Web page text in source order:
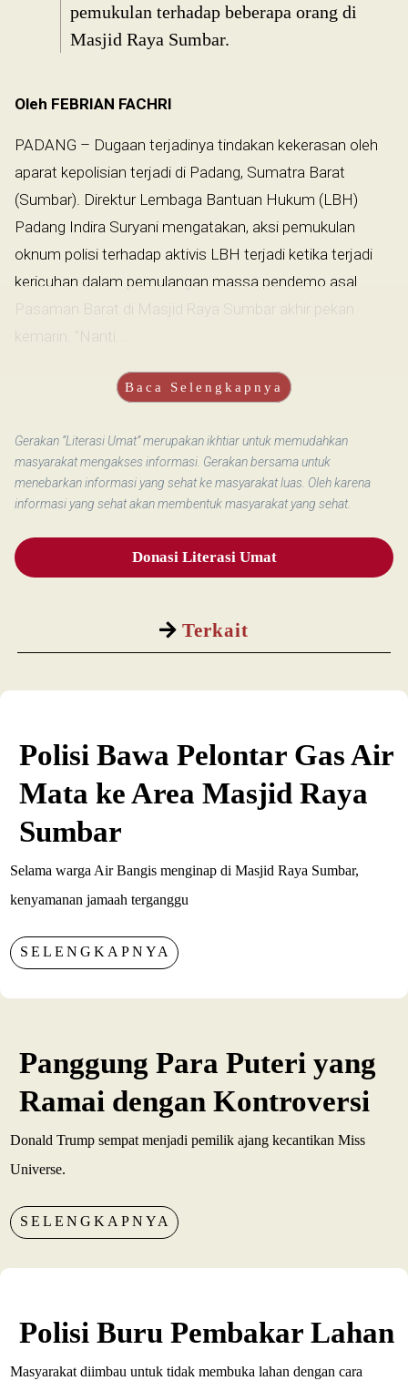
Terkait
pemukulan terhadap beberapa orang di
Masjid Raya Sumbar.
Oleh FEBRIAN FACHRI
PADANG – Dugaan terjadinya tindakan kekerasan oleh
aparat kepolisian terjadi di Padang, Sumatra Barat
(Sumbar). Direktur Lembaga Bantuan Hukum (LBH)
Padang Indira Suryani mengatakan, aksi pemukulan
oknum polisi terhadap aktivis LBH terjadi ketika terjadi
kericuhan dalam pemulangan massa pendemo asal
Pasaman Barat di Masjid Raya Sumbar akhir pekan
kemarin. "Nanti...
Baca Selengkapnya
Gerakan “Literasi Umat” merupakan ikhtiar untuk memudahkan
masyarakat mengakses informasi. Gerakan bersama untuk
menebarkan informasi yang sehat ke masyarakat luas. Oleh karena
informasi yang sehat akan membentuk masyarakat yang sehat.
Donasi Literasi Umat
Polisi Bawa Pelontar Gas Air
Mata ke Area Masjid Raya
Sumbar
Selama warga Air Bangis menginap di Masjid Raya Sumbar,
kenyamanan jamaah terganggu
SELENGKAPNYA
Panggung Para Puteri yang
Ramai dengan Kontroversi
Donald Trump sempat menjadi pemilik ajang kecantikan Miss
Universe.
SELENGKAPNYA
Polisi Buru Pembakar Lahan
Masyarakat diimbau untuk tidak membuka lahan dengan cara